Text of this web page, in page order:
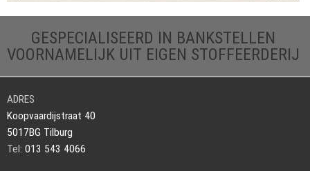
GESPECIALISEERD IN BANKSTELLEN
VOORNAMELIJK UIT EIGEN STOFFEERDERIJ
ADRES
Koopvaardijstraat 40
5017BG Tilburg
Tel: 013 543 4066